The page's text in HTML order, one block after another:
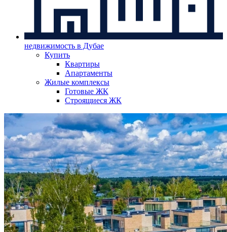
недвижимость в Дубае
Купить
Квартиры
Апартаменты
Жилые комплексы
Готовые ЖК
Строящиеся ЖК